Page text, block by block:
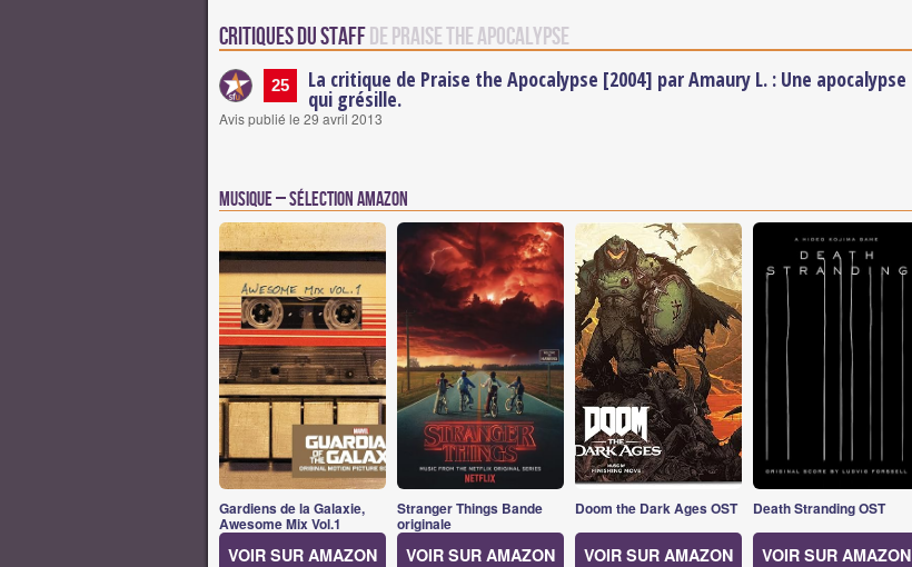
Critiques du staffde Praise the Apocalypse
25 La critique de Praise the Apocalypse [2004] par Amaury L. : Une apocalypse
qui grésille.
Avis publié le 29 avril 2013
Musique – Sélection Amazon
Gardiens de la Galaxie,
Awesome Mix Vol.1
VOIR SUR AMAZON
Stranger Things Bande
originale
VOIR SUR AMAZON
Doom the Dark Ages OST
VOIR SUR AMAZON
Death Stranding OST
VOIR SUR AMAZON